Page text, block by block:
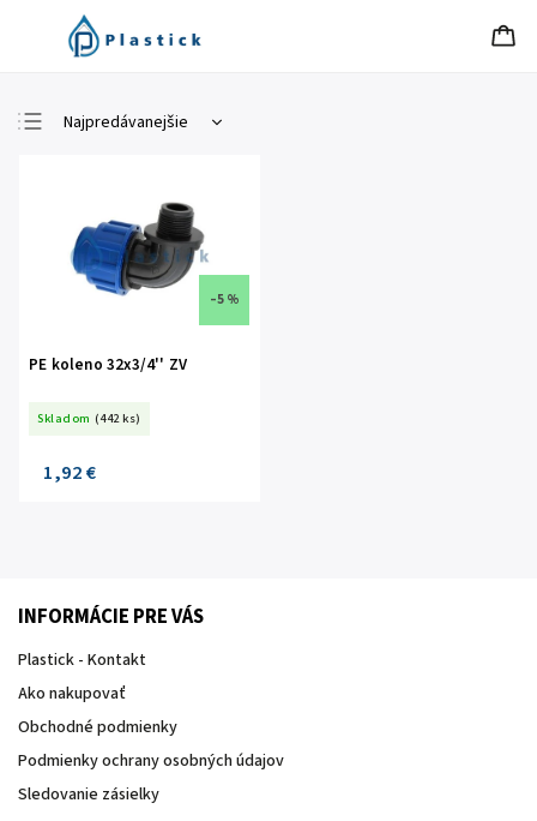
Najpredávanejšie
Abecedne
–5 %
PE koleno 32x3/4'' ZV
Skladom (442 ks)
1,92 €
INFORMÁCIE PRE VÁS
Plastick - Kontakt
Ako nakupovať
Obchodné podmienky
Podmienky ochrany osobných údajov
Sledovanie zásielky